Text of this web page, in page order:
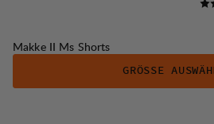
Makke II Ms Shorts
GRÖSSE